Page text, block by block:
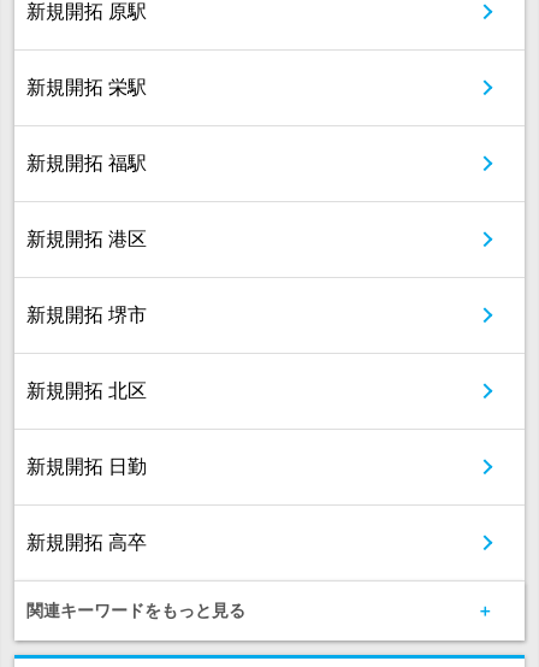
新規開拓 原駅
新規開拓 栄駅
新規開拓 福駅
新規開拓 港区
新規開拓 堺市
新規開拓 北区
新規開拓 日勤
新規開拓 高卒
関連キーワードをもっと見る